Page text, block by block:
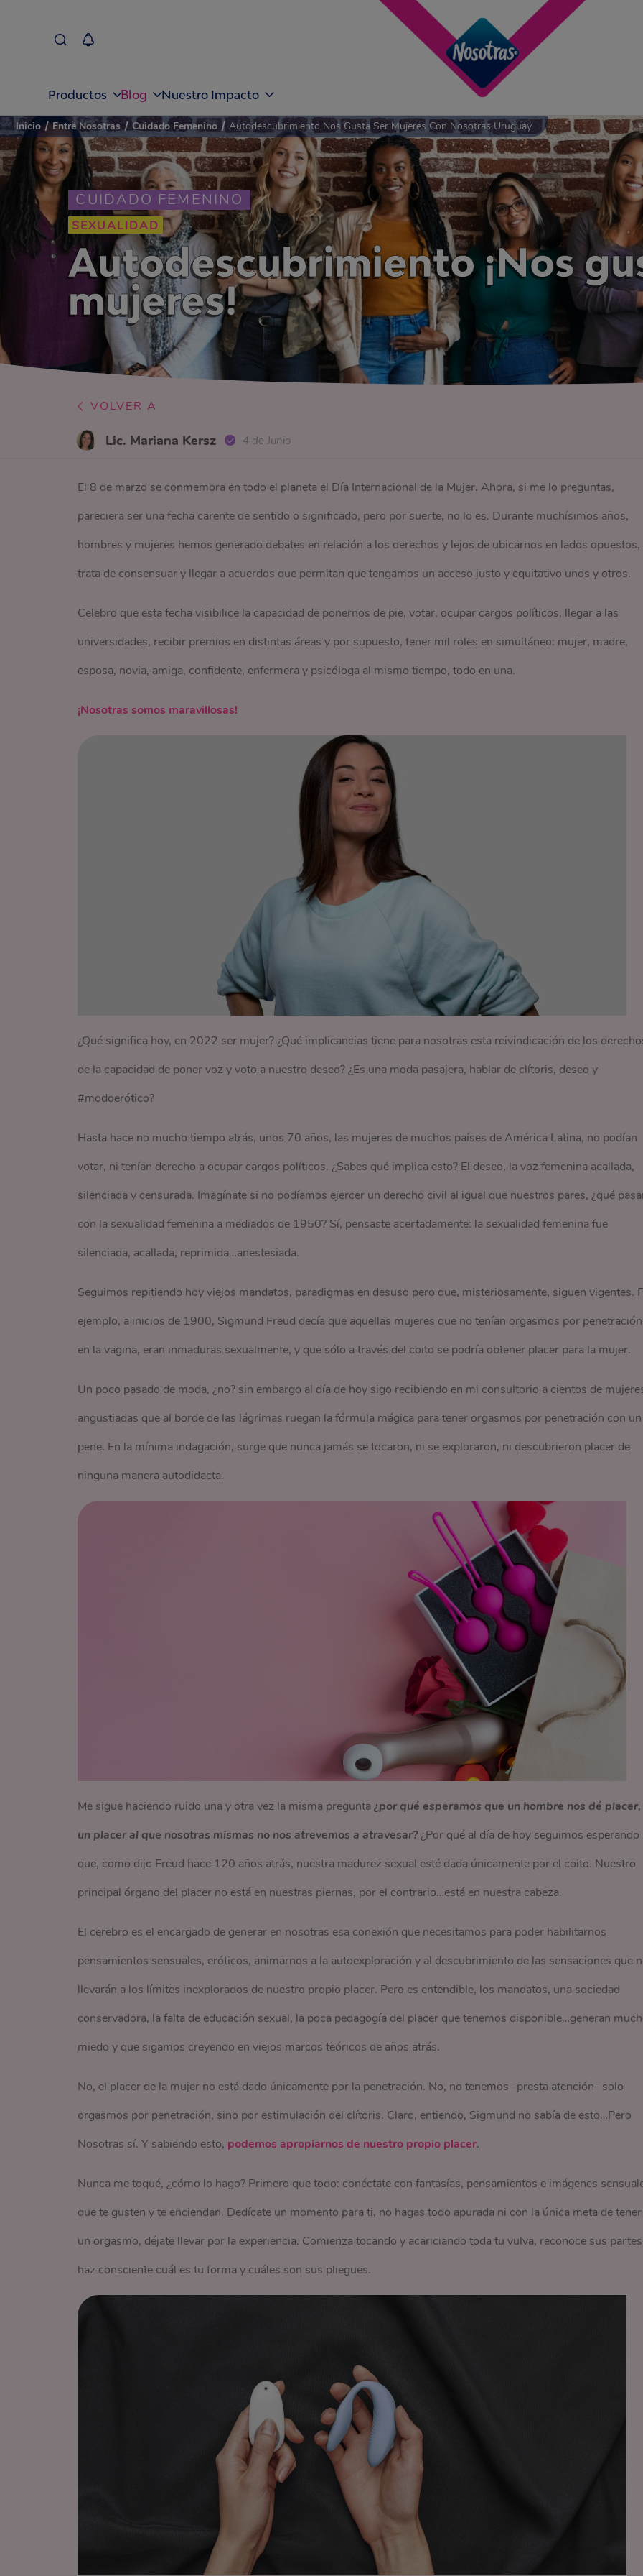
Productos Blog Nuestro Impacto
CUIDADO FEMENINO
SEXUALIDAD
Autodescubrimiento ¡Nos
mujeres!
Inicio / Entre Nosotras / Cuidado Femenino / Autodescubrimiento Nos Gusta Ser Mujeres Con Nosotras Uruguay
VOLVER A
Lic. Mariana Kersz 4 de Junio
El 8 de marzo se conmemora en todo el planeta el Día Internacional de la Mujer. Ahora, si me lo preguntas,
pareciera ser una fecha carente de sentido o significado, pero por suerte, no lo es. Durante muchísimos años,
hombres y mujeres hemos generado debates en relación a los derechos y lejos de ubicarnos en lados opuestos,
trata de consensuar y llegar a acuerdos que permitan que tengamos un acceso justo y equitativo unos y otros.
Celebro que esta fecha visibilice la capacidad de ponernos de pie, votar, ocupar cargos políticos, llegar a las
universidades, recibir premios en distintas áreas y por supuesto, tener mil roles en simultáneo: mujer, madre,
esposa, novia, amiga, confidente, enfermera y psicóloga al mismo tiempo, todo en una.
¡Nosotras somos maravillosas!
¿Qué significa hoy, en 2022 ser mujer? ¿Qué implicancias tiene para nosotras esta reivindicación de los
de la capacidad de poner voz y voto a nuestro deseo? ¿Es una moda pasajera, hablar de clítoris, deseo y
#modoerótico?
Hasta hace no mucho tiempo atrás, unos 70 años, las mujeres de muchos países de América Latina, no podían
votar, ni tenían derecho a ocupar cargos políticos. ¿Sabes qué implica esto? El deseo, la voz femenina acallada,
silenciada y censurada. Imagínate si no podíamos ejercer un derecho civil al igual que nuestros pares, ¿qué
con la sexualidad femenina a mediados de 1950? Sí, pensaste acertadamente: la sexualidad femenina fue
silenciada, acallada, reprimida…anestesiada.
Seguimos repitiendo hoy viejos mandatos, paradigmas en desuso pero que, misteriosamente, siguen vigentes.
ejemplo, a inicios de 1900, Sigmund Freud decía que aquellas mujeres que no tenían orgasmos por penetración
en la vagina, eran inmaduras sexualmente, y que sólo a través del coito se podría obtener placer para la mujer.
Un poco pasado de moda, ¿no? sin embargo al día de hoy sigo recibiendo en mi consultorio a cientos de
angustiadas que al borde de las lágrimas ruegan la fórmula mágica para tener orgasmos por penetración con un
pene. En la mínima indagación, surge que nunca jamás se tocaron, ni se exploraron, ni descubrieron placer de
ninguna manera autodidacta.
Me sigue haciendo ruido una y otra vez la misma pregunta ¿por qué esperamos que un hombre nos dé placer,
un placer al que nosotras mismas no nos atrevemos a atravesar?¿Por qué al día de hoy seguimos esperando
que, como dijo Freud hace 120 años atrás, nuestra madurez sexual esté dada únicamente por el coito. Nuestro
principal órgano del placer no está en nuestras piernas, por el contrario…está en nuestra cabeza.
El cerebro es el encargado de generar en nosotras esa conexión que necesitamos para poder habilitarnos
pensamientos sensuales, eróticos, animarnos a la autoexploración y al descubrimiento de las sensaciones que
llevarán a los límites inexplorados de nuestro propio placer. Pero es entendible, los mandatos, una sociedad
conservadora, la falta de educación sexual, la poca pedagogía del placer que tenemos disponible…generan
miedo y que sigamos creyendo en viejos marcos teóricos de años atrás.
No, el placer de la mujer no está dado únicamente por la penetración. No, no tenemos -presta atención- solo
orgasmos por penetración, sino por estimulación del clítoris. Claro, entiendo, Sigmund no sabía de esto…Pero
Nosotras sí. Y sabiendo esto, podemos apropiarnos de nuestro propio placer.
Nunca me toqué, ¿cómo lo hago? Primero que todo: conéctate con fantasías, pensamientos e imágenes
que te gusten y te enciendan. Dedícate un momento para ti, no hagas todo apurada ni con la única meta de tener
un orgasmo, déjate llevar por la experiencia. Comienza tocando y acariciando toda tu vulva, reconoce sus
haz consciente cuál es tu forma y cuáles son sus pliegues.